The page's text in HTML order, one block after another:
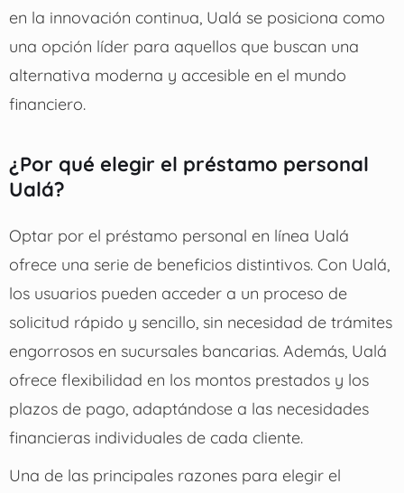
en la innovación continua, Ualá se posiciona como
una opción líder para aquellos que buscan una
alternativa moderna y accesible en el mundo
financiero.
¿Por qué elegir el préstamo personal
Ualá?
Optar por el préstamo personal en línea Ualá
ofrece una serie de beneficios distintivos. Con Ualá,
los usuarios pueden acceder a un proceso de
solicitud rápido y sencillo, sin necesidad de trámites
engorrosos en sucursales bancarias. Además, Ualá
ofrece flexibilidad en los montos prestados y los
plazos de pago, adaptándose a las necesidades
financieras individuales de cada cliente.
Una de las principales razones para elegir el